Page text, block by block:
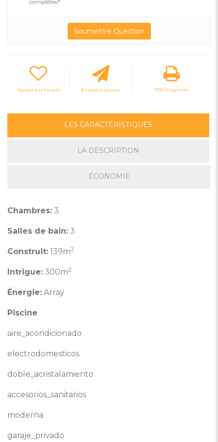
complètes*
Ajouter aux Favoris Envoyer à un ami PDF/Imprimer
LES CARACTÉRISTIQUES
LA DESCRIPTION
ÉCONOMIE
Chambres: 3
Salles de bain: 3
Construit: 139m2
Intrigue: 300m2
Énergie: Array
Piscine
aire_acondicionado
electrodomesticos
doble_acristalamiento
accesorios_sanitarios
moderna
garaje_privado